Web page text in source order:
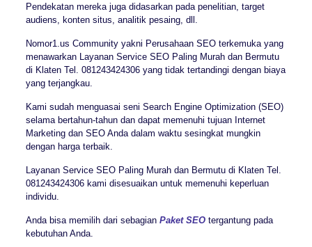
Pendekatan mereka juga didasarkan pada penelitian, target
audiens, konten situs, analitik pesaing, dll.
Nomor1.us Community yakni Perusahaan SEO terkemuka yang
menawarkan Layanan Service SEO Paling Murah dan Bermutu
di Klaten Tel. 081243424306 yang tidak tertandingi dengan biaya
yang terjangkau.
Kami sudah menguasai seni Search Engine Optimization (SEO)
selama bertahun-tahun dan dapat memenuhi tujuan Internet
Marketing dan SEO Anda dalam waktu sesingkat mungkin
dengan harga terbaik.
Layanan Service SEO Paling Murah dan Bermutu di Klaten Tel.
081243424306 kami disesuaikan untuk memenuhi keperluan
individu.
Anda bisa memilih dari sebagian Paket SEOtergantung pada
kebutuhan Anda.